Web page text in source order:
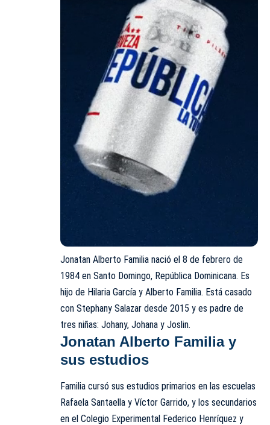
Jonatan Alberto Familia nació el 8 de febrero de
1984 en Santo Domingo, República Dominicana. Es
hijo de Hilaria García y Alberto Familia. Está casado
con Stephany Salazar desde 2015 y es padre de
tres niñas: Johany, Johana y Joslin.
Jonatan Alberto Familiay
sus estudios
Familia cursó sus estudios primarios en las escuelas
Rafaela Santaella y Víctor Garrido, y los secundarios
en el Colegio Experimental Federico Henríquez y